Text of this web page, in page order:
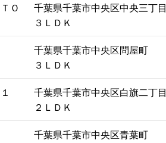
Ｏ
千葉県千葉市中央区中央三丁目
３ＬＤＫ
千葉県千葉市中央区問屋町
３ＬＤＫ
１
千葉県千葉市中央区白旗二丁目
２ＬＤＫ
千葉県千葉市中央区青葉町